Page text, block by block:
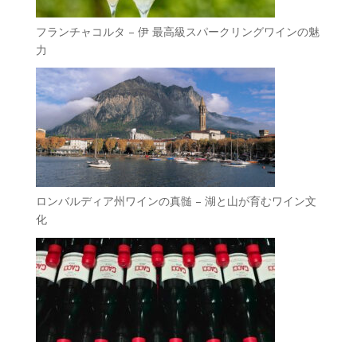
フランチャコルタ – 伊 最高級スパークリングワインの魅
力
ロンバルディア州ワインの真髄 – 湖と山が育むワイン文
化